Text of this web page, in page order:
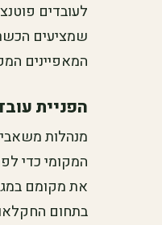
לעובדים
שמציעים
המאפיינים
הפניית
מנהלות
המקומי כדי
את מקומם
בתחום